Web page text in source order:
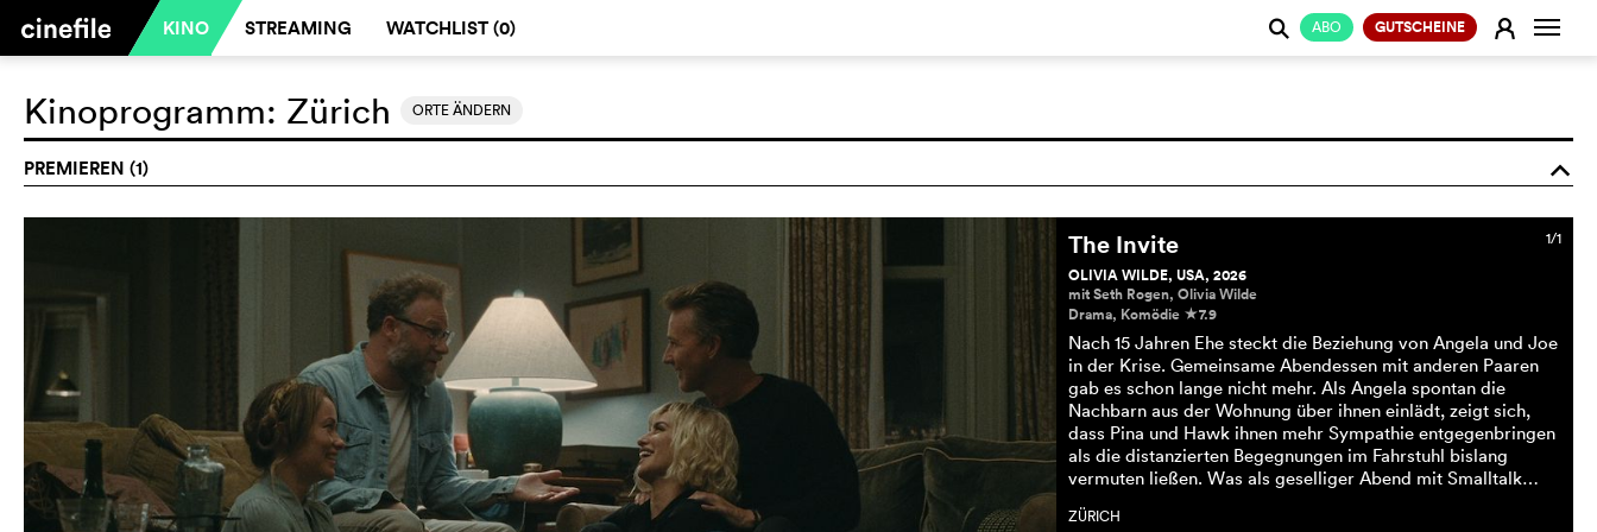
KINO STREAMING WATCHLIST (0) ABO GUTSCHEINE E
j
Kinoprogramm: Zürich ORTE ÄNDERN
PREMIEREN (1) o
1/1
The Invite
OLIVIA WILDE, USA, 2026
mit Seth Rogen, Olivia Wilde
Drama, Komödie c7.9
Nach 15 Jahren Ehe steckt die Beziehung von Angela und Joe
in der Krise. Gemeinsame Abendessen mit anderen Paaren
gab es schon lange nicht mehr. Als Angela spontan die
Nachbarn aus der Wohnung über ihnen einlädt, zeigt sich,
dass Pina und Hawk ihnen mehr Sympathie entgegenbringen
als die distanzierten Begegnungen im Fahrstuhl bislang
vermuten ließen. Was als geselliger Abend mit Smalltalk…
ZÜRICH